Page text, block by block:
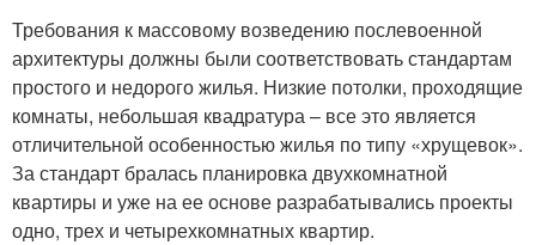
Требования к массовому возведению послевоенной
архитектуры должны были соответствовать стандартам
простого и недорого жилья. Низкие потолки, проходящие
комнаты, небольшая квадратура – все это является
отличительной особенностью жилья по типу «хрущевок».
За стандарт бралась планировка двухкомнатной
квартиры и уже на ее основе разрабатывались проекты
одно, трех и четырехкомнатных квартир.